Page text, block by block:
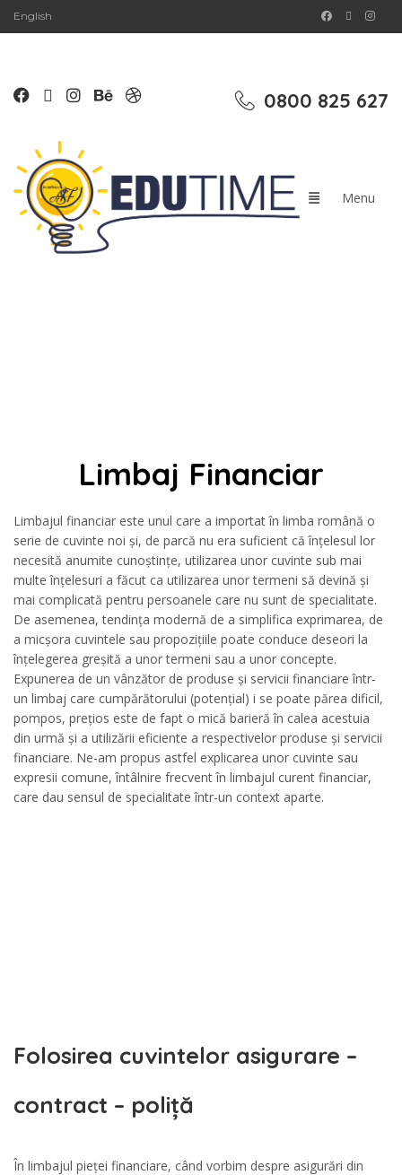
English
0800 825 627
Limbaj Financiar
Limbajul financiar este unul care a importat în limba română o
serie de cuvinte noi și, de parcă nu era suficient că înțelesul lor
necesită anumite cunoștințe, utilizarea unor cuvinte sub mai
multe înțelesuri a făcut ca utilizarea unor termeni să devină și
mai complicată pentru persoanele care nu sunt de specialitate.
De asemenea, tendința modernă de a simplifica exprimarea, de
a micșora cuvintele sau propozițiile poate conduce deseori la
înțelegerea greșită a unor termeni sau a unor concepte.
Expunerea de un vânzător de produse și servicii financiare într-
un limbaj care cumpărătorului (potențial) i se poate părea dificil,
pompos, prețios este de fapt o mică barieră în calea acestuia
din urmă și a utilizării eficiente a respectivelor produse și servicii
financiare. Ne-am propus astfel explicarea unor cuvinte sau
expresii comune, întâlnire frecvent în limbajul curent financiar,
care dau sensul de specialitate într-un context aparte.
Folosirea cuvintelor asigurare –
contract – poliță
În limbajul pieței financiare, când vorbim despre asigurări din